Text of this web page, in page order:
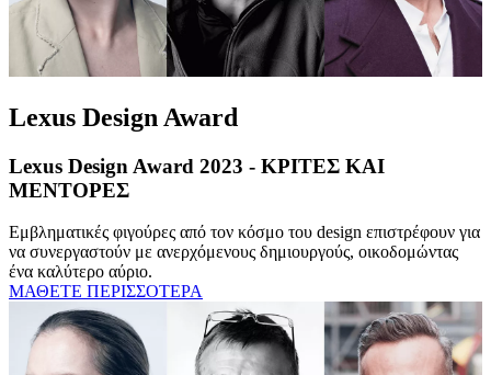
Lexus Design Award
Lexus Design Award 2023 - ΚΡΙΤΕΣ ΚΑΙ
ΜΕΝΤΟΡΕΣ
Εμβληματικές φιγούρες από τον κόσμο του design επιστρέφουν για
να συνεργαστούν με ανερχόμενους δημιουργούς, οικοδομώντας
ένα καλύτερο αύριο.
ΜΑΘΕΤΕ ΠΕΡΙΣΣΟΤΕΡΑ